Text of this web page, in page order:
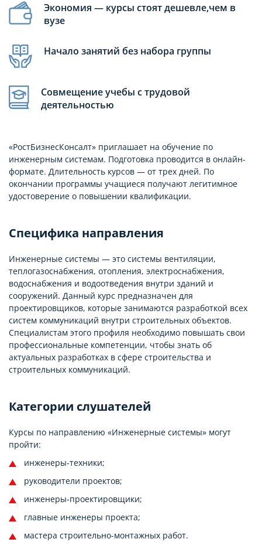
Экономия — курсы стоят дешевле,чем в
вузе
Начало занятий без набора группы
Совмещение учебы с трудовой
деятельностью
«РостБизнесКонсалт» приглашает на обучение по
инженерным системам. Подготовка проводится в онлайн-
формате. Длительность курсов — от трех дней. По
окончании программы учащиеся получают легитимное
удостоверение о повышении квалификации.
Специфика направления
Инженерные системы — это системы вентиляции,
теплогазоснабжения, отопления, электроснабжения,
водоснабжения и водоотведения внутри зданий и
сооружений. Данный курс предназначен для
проектировщиков, которые занимаются разработкой всех
систем коммуникаций внутри строительных объектов.
Специалистам этого профиля необходимо повышать свои
профессиональные компетенции, чтобы знать об
актуальных разработках в сфере строительства и
строительных коммуникаций.
Категории слушателей
Курсы по направлению «Инженерные системы» могут
пройти:
инженеры-техники;
руководители проектов;
инженеры-проектировщики;
главные инженеры проекта;
мастера строительно-монтажных работ.